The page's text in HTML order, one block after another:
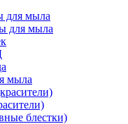
для мыла
для мыла
мыла
блестки)